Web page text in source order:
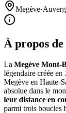
Megève·
À propos
La Megève Mont-
légendaire créée en
Megève en Haute-
absolue dans le
leur distance en
parmi trois boucles